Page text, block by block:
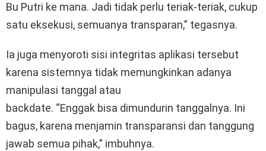
Bu Putri ke mana. Jadi tidak perlu teriak-teriak, cukup
satu eksekusi, semuanya transparan,” tegasnya.
Ia juga menyoroti sisi integritas aplikasi tersebut
karena sistemnya tidak memungkinkan adanya
manipulasi tanggal atau
backdate. “Enggak bisa dimundurin tanggalnya. Ini
bagus, karena menjamin transparansi dan tanggung
jawab semua pihak,” imbuhnya.